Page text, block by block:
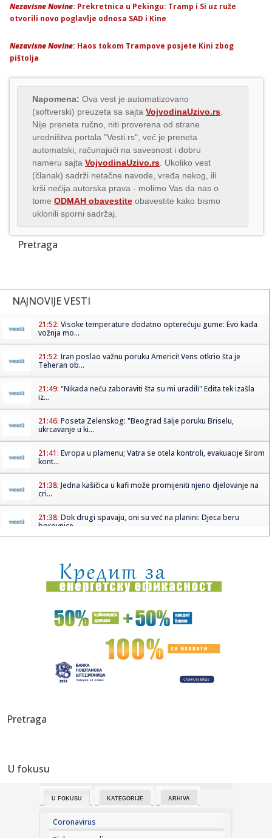
Nezavisne Novine: Prekretnica u Pekingu: Tramp i Si uz ruže
otvorili novo poglavlje odnosa SAD i Kine
Nezavisne Novine: Haos tokom Trampove posjete Kini zbog
pištolja
Napomena: Ova vest je automatizovano
(softverski) preuzeta sa sajta VojvodinaUzivo.rs
Nije preneta ručno, niti proverena od strane
uredništva portala "Vesti.rs", već je preneta
automatski, računajući na savesnost i dobru
nameru sajta VojvodinaUzivo.rs . Ukoliko vest
(članak) sadrži netačne navode, vređa nekog, ili
krši nečija autorska prava - molimo Vas da nas o
tome ODMAH obavestite obavestite kako bismo
uklonili sporni sadržaj.
Pretraga
NAJNOVIJE VESTI
21:52: Visoke temperature dodatno opterećuju gume: Evo kada
vožnja mo...
21:52: Iran poslao važnu poruku Americi! Vens otkrio šta je
Teheran ob...
21:49: "Nikada neću zaboraviti šta su mi uradili" Edita tek izašla
iz...
21:46: Poseta Zelenskog: "Beograd šalje poruku Briselu,
ukrcavanje u ki...
21:41: Evropa u plamenu; Vatra se otela kontroli, evakuacije širom
kont...
21:38: Jedna kašičica u kafi može promijeniti njeno djelovanje na
cri...
21:38: Dok drugi spavaju, oni su već na planini: Djeca beru
borovnice, ...
21:33:Nemačke pokrajine ukinule zabranu za kamione nedeljom
21:29:!Prošle godine sam rekao da je nemoguće da potpišem za
Partiza...
Novine: "Srbi na meti starih verskih mržnji"; "Sačuvaćemo
21:21:Preminuo Borislav Miodanić: Pred smrt svjedočio
Partizan...
21:12:
21:10:
Zašto svi kupuju ovaj Audi star 14 godina?! (Q3 2.0 TDI 177
Pretraga
U fokusu
U FOKUSU KATEGORIJE ARHIVA
Coronavirus